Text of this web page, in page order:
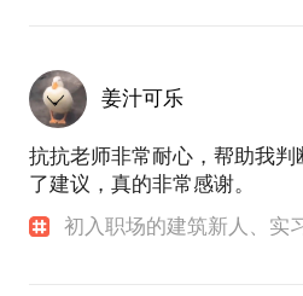
姜汁可乐
抗抗老师非常耐心，帮助我判
了建议，真的非常感谢。
初入职场的建筑新人、实